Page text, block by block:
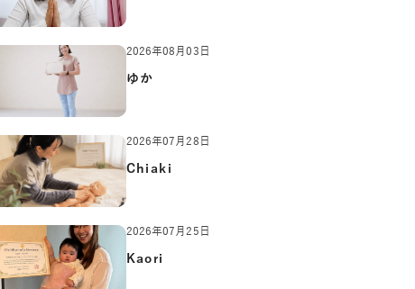
2026年08月03日
ゆか
2026年07月28日
Chiaki
2026年07月25日
Kaori